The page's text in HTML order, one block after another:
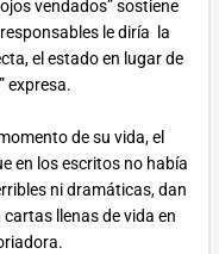
vendados” sostiene
le diría la
el estado en lugar de
expresa.
de su vida, el
en los escritos no había
ni dramáticas, dan
llenas de vida en